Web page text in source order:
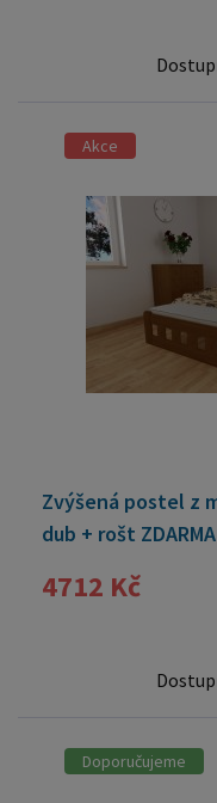
Akce
Zvýšená postel z
dub + rošt ZDARMA
4712 Kč
Doporučujeme